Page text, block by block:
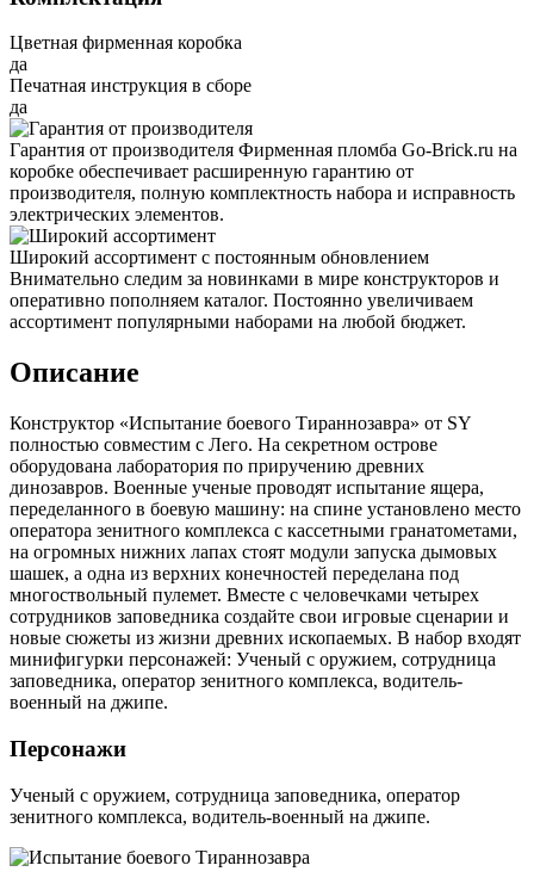
Цветная фирменная коробка
да
Печатная инструкция в сборе
да
Гарантия от производителя Фирменная пломба Go-Brick.ru на
коробке обеспечивает расширенную гарантию от
производителя, полную комплектность набора и исправность
электрических элементов.
Широкий ассортимент с постоянным обновлением
Внимательно следим за новинками в мире конструкторов и
оперативно пополняем каталог. Постоянно увеличиваем
ассортимент популярными наборами на любой бюджет.
Описание
Конструктор «Испытание боевого Тираннозавра» от SY
полностью совместим с Лего. На секретном острове
оборудована лаборатория по приручению древних
динозавров. Военные ученые проводят испытание ящера,
переделанного в боевую машину: на спине установлено место
оператора зенитного комплекса с кассетными гранатометами,
на огромных нижних лапах стоят модули запуска дымовых
шашек, а одна из верхних конечностей переделана под
многоствольный пулемет. Вместе с человечками четырех
сотрудников заповедника создайте свои игровые сценарии и
новые сюжеты из жизни древних ископаемых. В набор входят
минифигурки персонажей: Ученый с оружием, сотрудница
заповедника, оператор зенитного комплекса, водитель-
военный на джипе.
Персонажи
Ученый с оружием, сотрудница заповедника, оператор
зенитного комплекса, водитель-военный на джипе.